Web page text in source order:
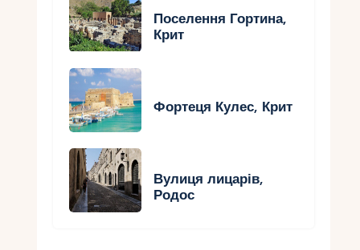
Поселення Гортина,
Крит
Фортеця Кулес, Крит
Вулиця лицарів,
Родос